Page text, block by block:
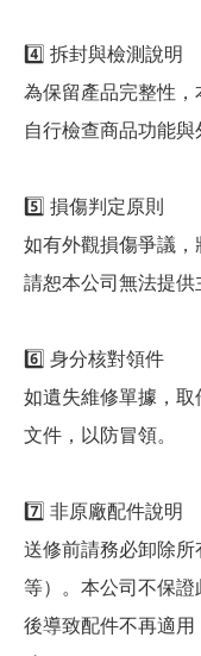
4️⃣ 拆封與檢測說明
為保留產品完整性
自行檢查商品功能與
5️⃣ 損傷判定原則
如有外觀損傷爭議，
請恕本公司無法提供
6️⃣ 身分核對領件
如遺失維修單據，
文件，以防冒領。
7️⃣ 非原廠配件說明
送修前請務必卸除
等）。本公司不保
後導致配件不再適